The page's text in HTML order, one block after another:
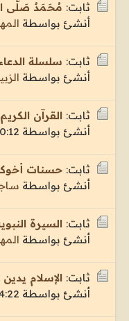
ثابت: مُحَمَدٌ صَلَّى
أنشئ بواسطة
ثابت: سلسلة
أنشئ بواسطة
ثابت: القرآن
أنشئ بواسطة
ثابت: حسنات
أنشئ بواسطة
ثابت: السيرة
أنشئ بواسطة
ثابت: الإسلام
أنشئ بواسطة